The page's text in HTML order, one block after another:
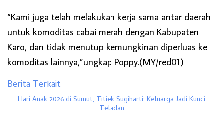
“Kami juga telah melakukan kerja sama antar daerah
untuk komoditas cabai merah dengan Kabupaten
Karo, dan tidak menutup kemungkinan diperluas ke
komoditas lainnya,”ungkap Poppy.(MY/red01)
Berita Terkait
Hari Anak 2026 di Sumut, Titiek Sugiharti: Keluarga Jadi Kunci
Teladan